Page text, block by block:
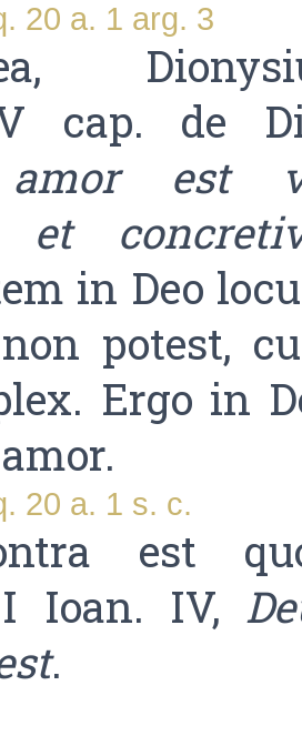
20 a. 1 arg. 3
cap. de
amor est
et
in Deo
potest,
Ergo in
20 a. 1 s. c.
est
Ioan. IV,
.